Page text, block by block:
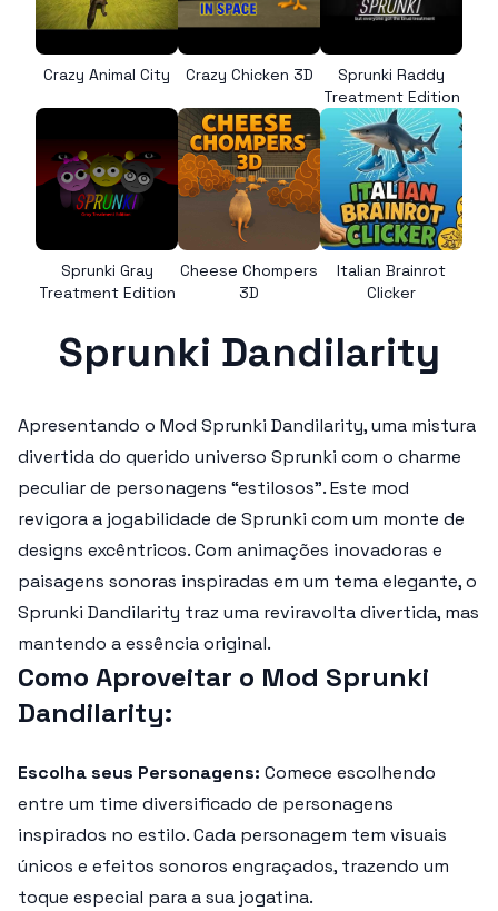
Crazy Animal City Crazy Chicken 3D
Sprunki Raddy
Treatment Edition
Sprunki Gray
Treatment Edition
Cheese Chompers
3D
Italian Brainrot
Clicker
Sprunki Dandilarity
Apresentando o Mod Sprunki Dandilarity, uma mistura
divertida do querido universo Sprunki com o charme
peculiar de personagens “estilosos”. Este mod
revigora a jogabilidade de Sprunki com um monte de
designs excêntricos. Com animações inovadoras e
paisagens sonoras inspiradas em um tema elegante, o
Sprunki Dandilarity traz uma reviravolta divertida, mas
mantendo a essência original.
Como Aproveitar o Mod Sprunki
Dandilarity:
Escolha seus Personagens: Comece escolhendo
entre um time diversificado de personagens
inspirados no estilo. Cada personagem tem visuais
únicos e efeitos sonoros engraçados, trazendo um
toque especial para a sua jogatina.